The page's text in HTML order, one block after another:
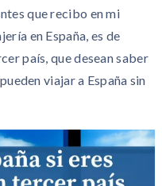
que recibo en mi
en España, es de
país, que desean saber
viajar a España sin